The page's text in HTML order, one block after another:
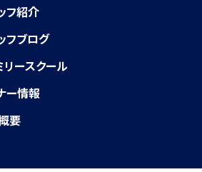
フ紹介
フブログ
リースクール
ー情報
要